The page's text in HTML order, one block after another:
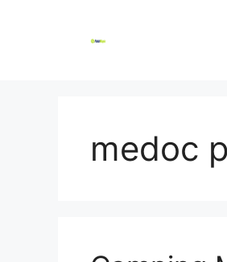
medoc